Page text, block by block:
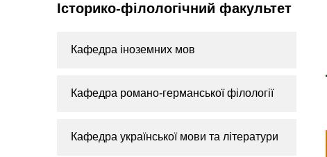
Історико-філологічний факультет
Кафедра іноземних мов
Кафедра романо-германської філології
Кафедра української мови та літератури